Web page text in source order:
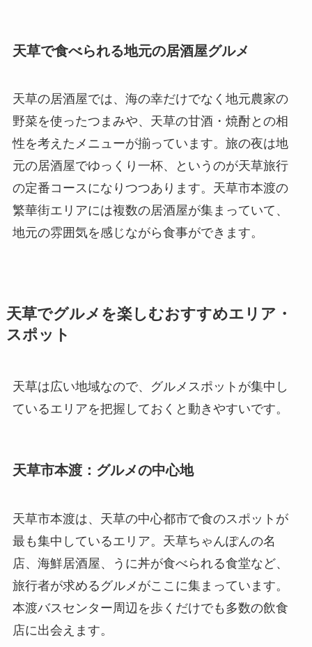
天草で食べられる地元の居酒屋グルメ
天草の居酒屋では、海の幸だけでなく地元農家の
野菜を使ったつまみや、天草の甘酒・焼酎との相
性を考えたメニューが揃っています。旅の夜は地
元の居酒屋でゆっくり一杯、というのが天草旅行
の定番コースになりつつあります。天草市本渡の
繁華街エリアには複数の居酒屋が集まっていて、
地元の雰囲気を感じながら食事ができます。
天草でグルメを楽しむおすすめエリア・
スポット
天草は広い地域なので、グルメスポットが集中し
ているエリアを把握しておくと動きやすいです。
天草市本渡：グルメの中心地
天草市本渡は、天草の中心都市で食のスポットが
最も集中しているエリア。天草ちゃんぽんの名
店、海鮮居酒屋、うに丼が食べられる食堂など、
旅行者が求めるグルメがここに集まっています。
本渡バスセンター周辺を歩くだけでも多数の飲食
店に出会えます。